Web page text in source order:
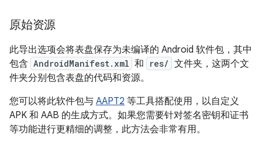
原始资源
此导出选项会将表盘保存为未编译的 Android 软件包，其中
包含 AndroidManifest.xml 和 res/ 文件夹，这两个文
件夹分别包含表盘的代码和资源。
您可以将此软件包与 AAPT2 等工具搭配使用，以自定义
APK 和 AAB 的生成方式。如果您需要针对签名密钥和证书
等功能进行更精细的调整，此方法会非常有用。